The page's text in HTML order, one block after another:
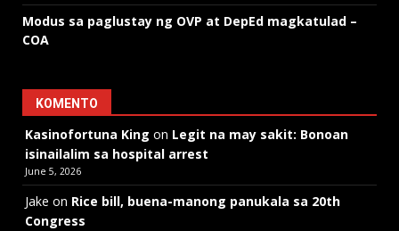
Modus sa paglustay ng OVP at DepEd magkatulad –
COA
KOMENTO
Kasinofortuna King on Legit na may sakit: Bonoan
isinailalim sa hospital arrest
June 5, 2026
Jake on Rice bill, buena-manong panukala sa 20th
Congress